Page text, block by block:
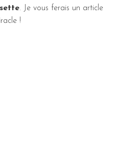
. Je vous ferais un article
!